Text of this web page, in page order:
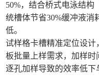
50%，结合桥式电泳结构
统槽体节省30%缓冲液消
低。
试样格卡槽精准定位设
板批量上样需求，加样时
逐孔加样导致的效率低下